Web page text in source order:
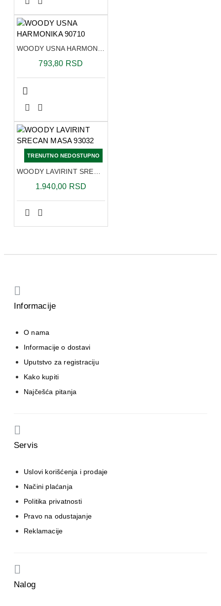
793,80 RSD
TRENUTNO NEDOSTUPNO
1.940,00 RSD
Informacije
O nama
Informacije o dostavi
Uputstvo za registraciju
Kako kupiti
Najčešća pitanja
Servis
Uslovi korišćenja i prodaje
Načini plaćanja
Politika privatnosti
Pravo na odustajanje
Reklamacije
Nalog